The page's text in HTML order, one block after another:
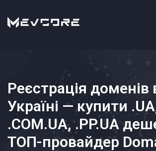
Реєстрація доменів
Україні — купити
.COM.UA, .PP.UA
ТОП-провайдер